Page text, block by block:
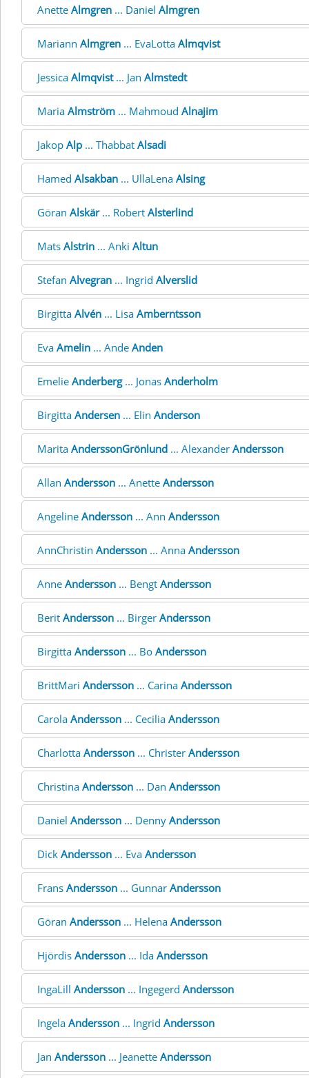
Anette Almgren ... Daniel Almgren
Mariann Almgren ... EvaLotta Almqvist
Jessica Almqvist... Jan Almstedt
Maria Almström ... Mahmoud Alnajim
Jakop Alp ... Thabbat Alsadi
Hamed Alsakban ... UllaLena Alsing
Göran Alskär... Robert Alsterlind
Mats Alstrin ... Anki Altun
Stefan Alvegran ... Ingrid Alverslid
Birgitta Alvén ... Lisa Amberntsson
Eva Amelin ... Ande Anden
Emelie Anderberg... Jonas Anderholm
Birgitta Andersen ... Elin Anderson
Marita AnderssonGrönlund ... Alexander Andersson
Allan Andersson ... Anette Andersson
Angeline Andersson ... Ann Andersson
AnnChristin Andersson ... Anna Andersson
Anne Andersson ... Bengt Andersson
Berit Andersson ... Birger Andersson
Birgitta Andersson ... Bo Andersson
BrittMari Andersson ... Carina Andersson
Carola Andersson ... Cecilia Andersson
Charlotta Andersson ... Christer Andersson
Christina Andersson ... Dan Andersson
Daniel Andersson ... Denny Andersson
Dick Andersson ... Eva Andersson
Frans Andersson ... Gunnar Andersson
Göran Andersson ... Helena Andersson
Hjördis Andersson ... Ida Andersson
IngaLill Andersson ... Ingegerd Andersson
Ingela Andersson ... Ingrid Andersson
Jan Andersson ... Jeanette Andersson